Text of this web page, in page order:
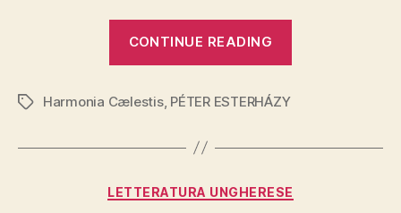
CONTINUE READING
TagsHarmonia Cælestis, PÉTER ESTERHÁZY
Categories
LETTERATURA UNGHERESE